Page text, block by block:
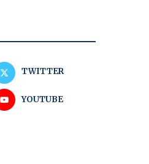
TWITTER
YOUTUBE